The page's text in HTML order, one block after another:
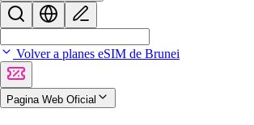
Volver a planes eSIM de Brunei
Pagina Web Oficial